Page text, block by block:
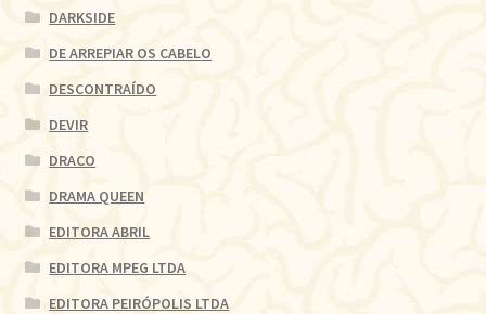
DARKSIDE
DE ARREPIAR OS CABELO
DESCONTRAÍDO
DEVIR
DRACO
DRAMA QUEEN
EDITORA ABRIL
EDITORA MPEG LTDA
EDITORA PEIRÓPOLIS LTDA